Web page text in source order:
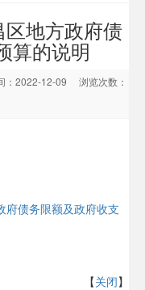
地方政府债
算的说明
：2022-12-09
浏览次数：
府债务限额及政府收支
【关闭】